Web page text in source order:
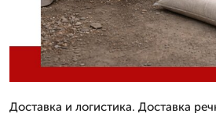
Доставка и логистика. Доставка